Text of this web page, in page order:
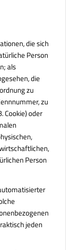
die sich
Person
als
die
zu
zu
Cookie) oder
Person
jeden